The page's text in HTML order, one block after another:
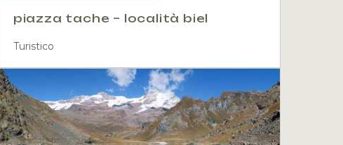
piazza tache – località biel
Turistico